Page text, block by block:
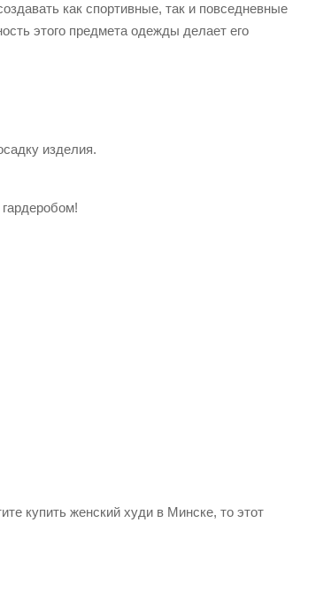
как спортивные, так и повседневные
этого предмета одежды делает его
изделия.
купить женский худи в Минске, то этот